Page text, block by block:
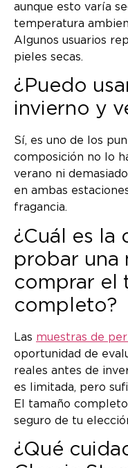
aunque esto varía
temperatura
Algunos usuarios
pieles secas.
¿Puedo
invierno y
Sí, es uno de los
composición no lo
verano ni
en ambas
fragancia.
¿Cuál es la
probar una
comprar el
completo?
Las muestras de
oportunidad de
reales antes de
es limitada, pero
El tamaño
seguro de tu
¿Qué